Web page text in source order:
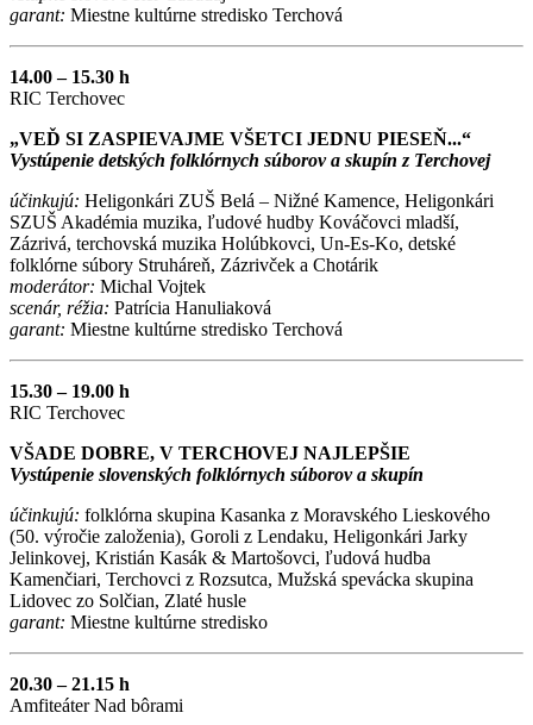
garant: Miestne kultúrne stredisko Terchová
14.00 – 15.30 h
RIC Terchovec
„VEĎ SI ZASPIEVAJME VŠETCI JEDNU PIESEŇ...“
Vystúpenie detských folklórnych súborov a skupín z Terchovej
účinkujú: Heligonkári ZUŠ Belá – Nižné Kamence, Heligonkári
SZUŠ Akadémia muzika, ľudové hudby Kováčovci mladší,
Zázrivá, terchovská muzika Holúbkovci, Un-Es-Ko, detské
folklórne súbory Struháreň, Zázrivček a Chotárik
moderátor: Michal Vojtek
scenár, réžia: Patrícia Hanuliaková
garant: Miestne kultúrne stredisko Terchová
15.30 – 19.00 h
RIC Terchovec
VŠADE DOBRE, V TERCHOVEJ NAJLEPŠIE
Vystúpenie slovenských folklórnych súborov a skupín
účinkujú: folklórna skupina Kasanka z Moravského Lieskového
(50. výročie založenia), Goroli z Lendaku, Heligonkári Jarky
Jelinkovej, Kristián Kasák & Martošovci, ľudová hudba
Kamenčiari, Terchovci z Rozsutca, Mužská spevácka skupina
Lidovec zo Solčian, Zlaté husle
garant: Miestne kultúrne stredisko
20.30 – 21.15 h
Amfiteáter Nad bôrami